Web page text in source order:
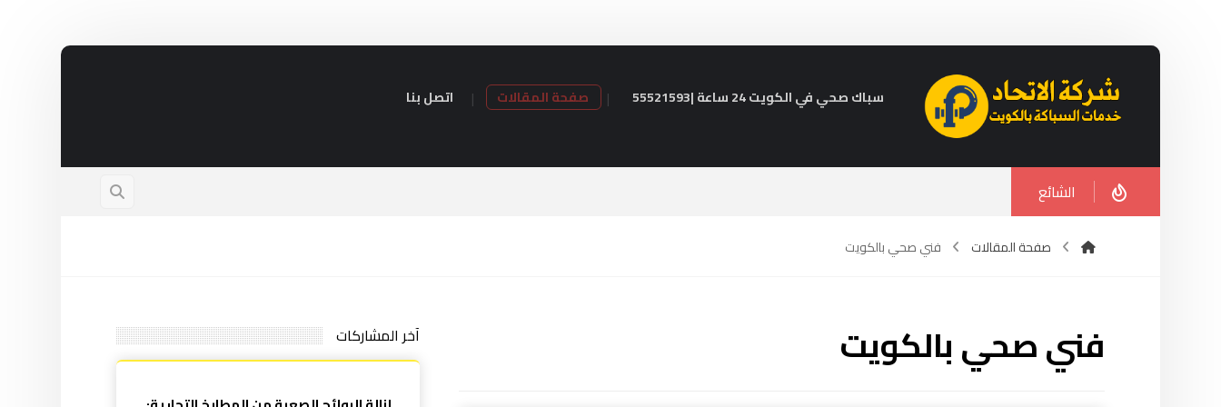
سباك صحي في الكويت 24 ساعة |55521593 صفحة المقالات اتصل بنا
الشائع
صفحة المقالات فني صحي بالكويت
فني صحي بالكويت آخر المشاركات